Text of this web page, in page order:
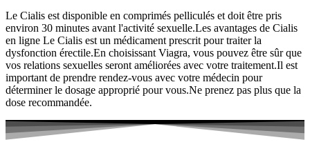
Le Cialis est disponible en comprimés pelliculés et doit être pris
environ 30 minutes avant l'activité sexuelle.Les avantages de Cialis
en ligne Le Cialis est un médicament prescrit pour traiter la
dysfonction érectile.En choisissant Viagra, vous pouvez être sûr que
vos relations sexuelles seront améliorées avec votre traitement.Il est
important de prendre rendez-vous avec votre médecin pour
déterminer le dosage approprié pour vous.Ne prenez pas plus que la
dose recommandée.